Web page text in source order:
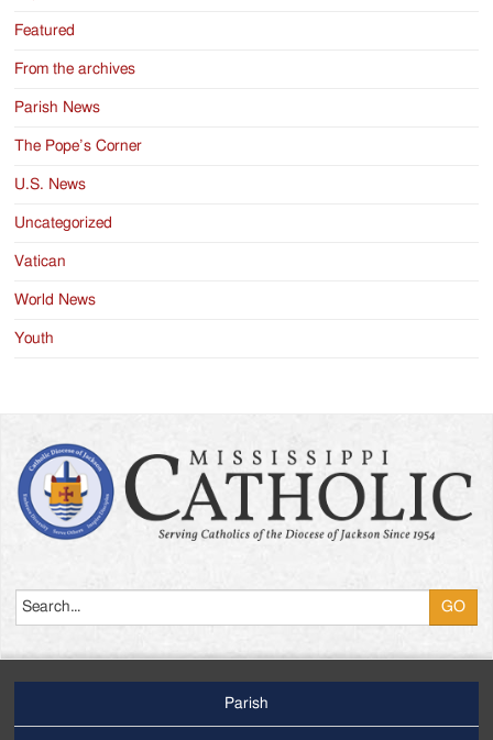
Featured
From the archives
Parish News
The Pope’s Corner
U.S. News
Uncategorized
Vatican
World News
Youth
Parish